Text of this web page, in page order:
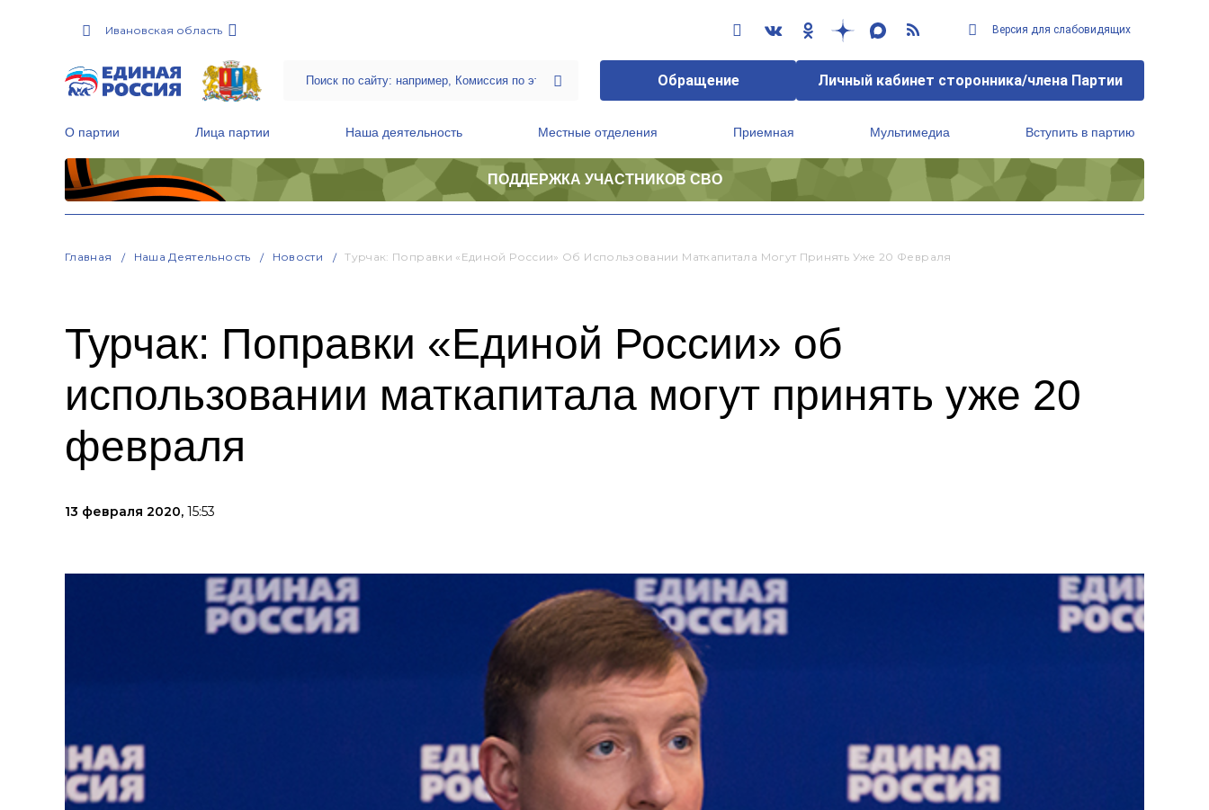
Ивановская область Версия для слабовидящих
Обращение Личный кабинет сторонника/члена Партии
О партии Лица партии Наша деятельность Местные отделения Приемная Мультимедиа Вступить в партию
ПОДДЕРЖКА УЧАСТНИКОВ СВО
Главная Наша Деятельность Новости Турчак: Поправки «Единой России» Об Использовании Маткапитала Могут Принять Уже 20 Февраля
Турчак: Поправки «Единой России» об
использовании маткапитала могут принять уже 20
февраля
13 февраля 2020, 15:53